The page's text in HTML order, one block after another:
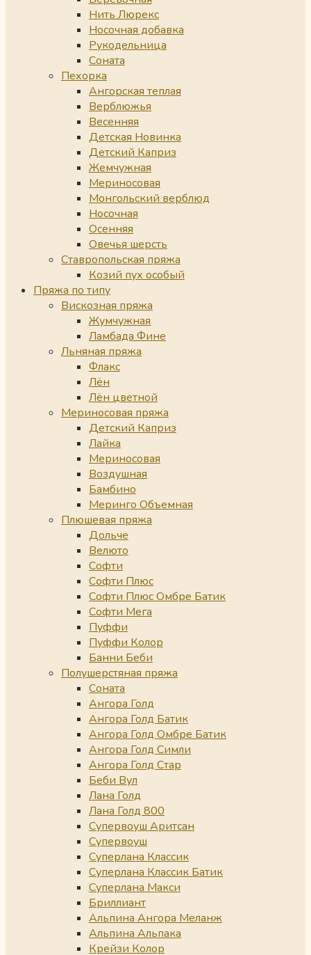
Нить Люрекс
Носочная добавка
Рукодельница
Соната
Пехорка
Ангорская теплая
Верблюжья
Весенняя
Детская Новинка
Детский Каприз
Жемчужная
Мериносовая
Монгольский верблюд
Носочная
Осенняя
Овечья шерсть
Ставропольская пряжа
Козий пух особый
Пряжа по типу
Вискозная пряжа
Жумчужная
Ламбада Фине
Льняная пряжа
Флакс
Лён
Лён цветной
Мериносовая пряжа
Детский Каприз
Лайка
Мериносовая
Воздушная
Бамбино
Меринго Объемная
Плюшевая пряжа
Дольче
Велюто
Софти
Софти Плюс
Софти Плюс Омбре Батик
Софти Мега
Пуффи
Пуффи Колор
Банни Беби
Полушерстяная пряжа
Соната
Ангора Голд
Ангора Голд Батик
Ангора Голд Омбре Батик
Ангора Голд Симли
Ангора Голд Стар
Беби Вул
Лана Голд
Лана Голд 800
Супервоуш Аритсан
Супервоуш
Суперлана Классик
Суперлана Классик Батик
Суперлана Макси
Бриллиант
Альпина Ангора Меланж
Альпина Альпака
Крейзи Колор